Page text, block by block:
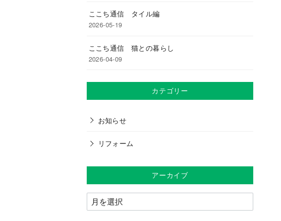
ここち通信 タイル編
2026-05-19
ここち通信 猫との暮らし
2026-04-09
カテゴリー
お知らせ
リフォーム
アーカイブ